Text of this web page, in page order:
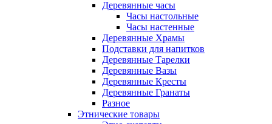
Деревянные часы
Часы настольные
Часы настенные
Деревянные Храмы
Подставки для напитков
Деревянные Тарелки
Деревянные Вазы
Деревянные Кресты
Деревянные Гранаты
Разное
Этнические товары